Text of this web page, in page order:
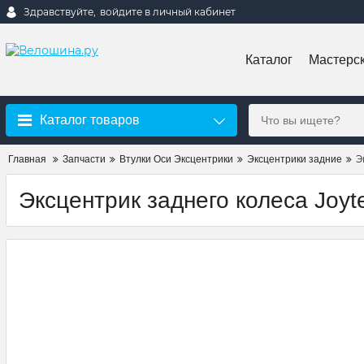
Здравствуйте, войдите в личный кабинет
Каталог
Каталог товаров
Главная Запчасти Втулки Оси Эксцентрики Эксцентрики задние
Эксцентрик заднего колеса